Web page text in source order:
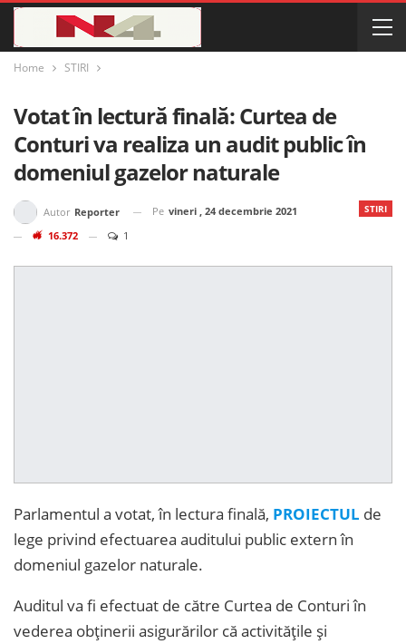
Home STIRI
Votat în lectură finală: Curtea de
Conturi va realiza un audit public în
domeniul gazelor naturale
STIRI
Autor Reporter Pe vineri , 24 decembrie 2021
16.372
1
Parlamentul a votat, în lectura finală, PROIECTUL de
lege privind efectuarea auditului public extern în
domeniul gazelor naturale.
Auditul va fi efectuat de către Curtea de Conturi în
vederea obținerii asigurărilor că activitățile și